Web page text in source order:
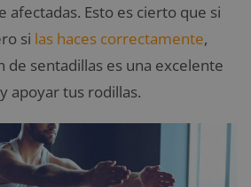
afectadas. Esto es cierto que si
si las haces correctamente,
de sentadillas es una excelente
apoyar tus rodillas.